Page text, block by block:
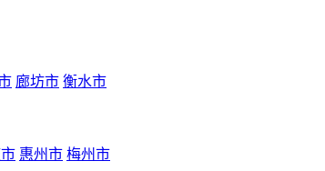
廊坊市 衡水市
惠州市 梅州市